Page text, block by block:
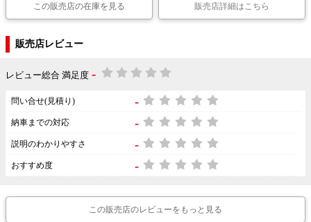
この販売店の在庫を見る 販売店詳細はこちら
販売店レビュー
レビュー総合 満足度 -
問い合せ(見積り) -
納車までの対応 -
説明のわかりやすさ -
おすすめ度 -
この販売店のレビューをもっと見る